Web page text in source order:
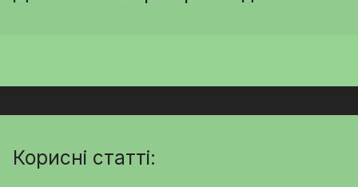
Корисні статті: